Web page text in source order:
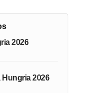
2026
Hungria 2026